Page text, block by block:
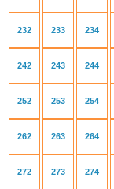
232 233 234
242 243 244
252 253 254
262 263 264
272 273 274